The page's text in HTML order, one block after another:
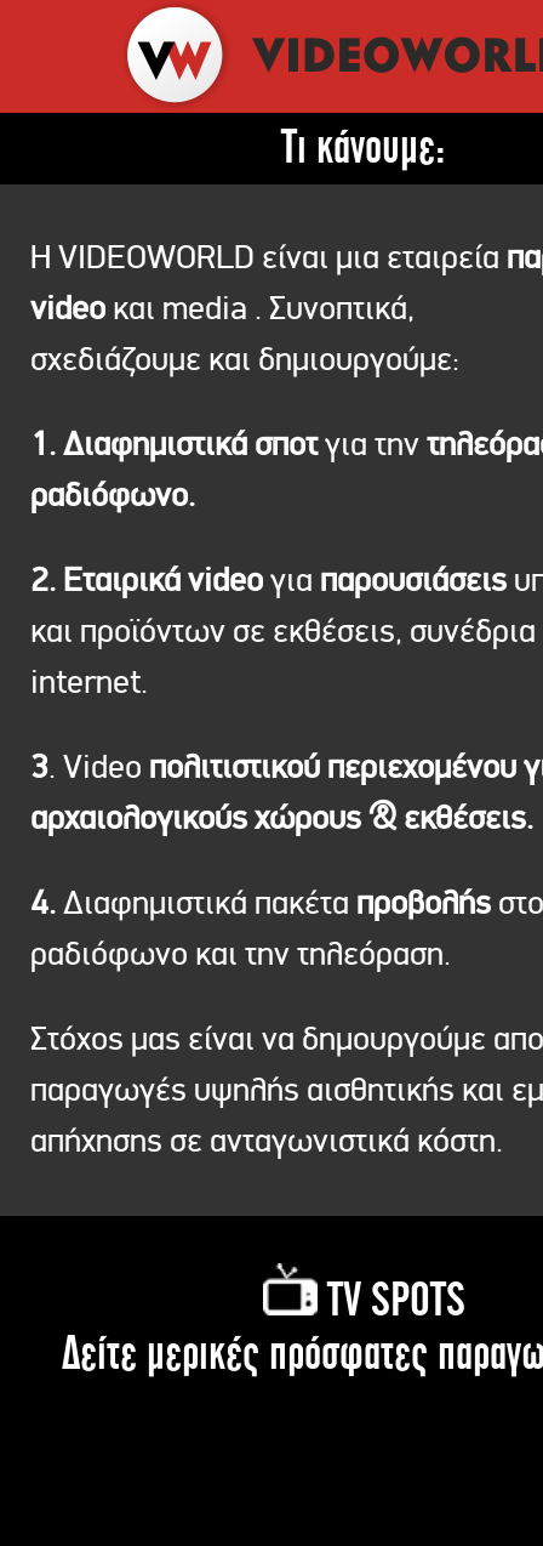
Τι κάνουμε:
Η VIDEOWORLD είναι μια εταιρεία
video και media . Συνοπτικά,
σχεδιάζουμε και δημιουργούμε:
1. Διαφημιστικά σποτγια την
ραδιόφωνο.
2. Εταιρικά videoγια παρουσιάσεις
και προϊόντων σε εκθέσεις, συνέδρια
internet.
3. Video πολιτιστικού περιεχομένου
αρχαιολογικούς χώρους & εκθέσεις.
4.Διαφημιστικά πακέτα προβολής στο
ραδιόφωνο και την τηλεόραση.
Στόχος μας είναι να δημουργούμε
παραγωγές υψηλής αισθητικής και
απήχησης σε ανταγωνιστικά κόστη.
TV SPOTS
Δείτε μερικές πρόσφατες